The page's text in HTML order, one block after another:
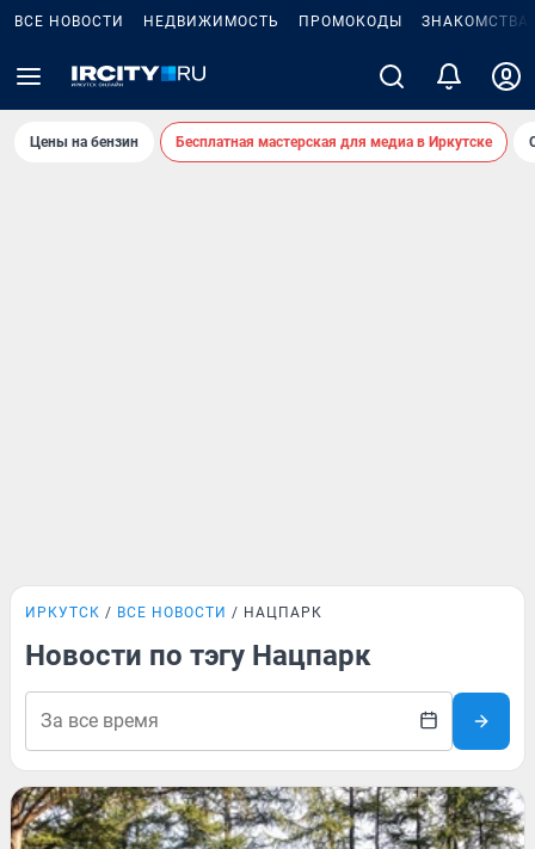
ВСЕ НОВОСТИ НЕДВИЖИМОСТЬ ПРОМОКОДЫ ЗНАКОМСТВА
Цены на бензин Бесплатная мастерская для медиа в Иркутске
ИРКУТСК ВСЕ НОВОСТИ НАЦПАРК
Новости по тэгу Нацпарк